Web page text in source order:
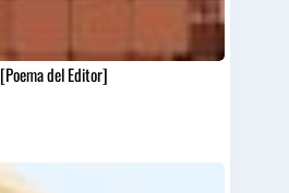
[Poema del Editor]